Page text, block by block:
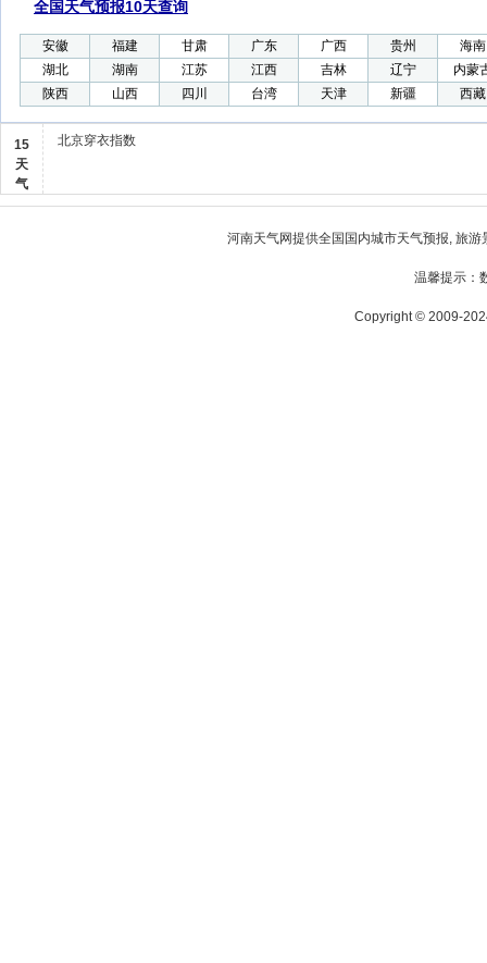
全国天气预报10天查询
安徽 福建 甘肃 广东 广西 贵州
海南
湖北
湖南 江苏 江西 吉林 辽宁
内蒙
陕西
山西 四川 台湾 天津 新疆 西藏
15
天
气
北京穿衣指数
河南天气网提供全国国内城市天气预报, 旅游
温馨提示：
Copyright © 2009-